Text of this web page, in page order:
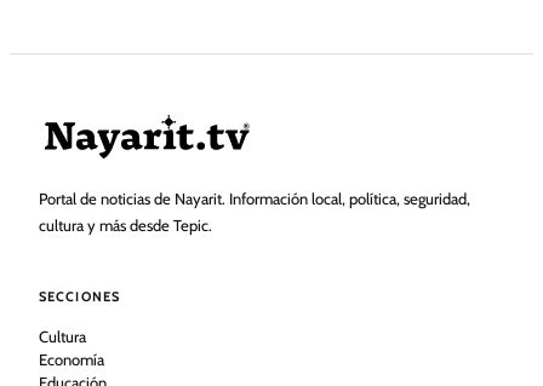
Portal de noticias de Nayarit. Información local, política, seguridad,
cultura y más desde Tepic.
SECCIONES
Cultura
Economía